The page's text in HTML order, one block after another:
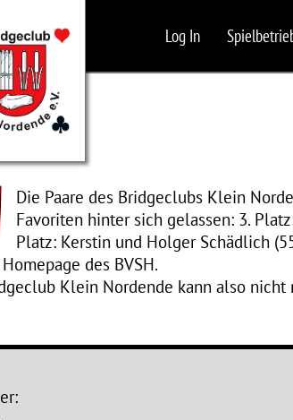
Log In
Die Paare des Bridgeclubs Klein
Favoriten hinter sich gelassen: 3.
Platz: Kerstin und Holger Schädlich
des BVSH.
Klein Nordende kann also